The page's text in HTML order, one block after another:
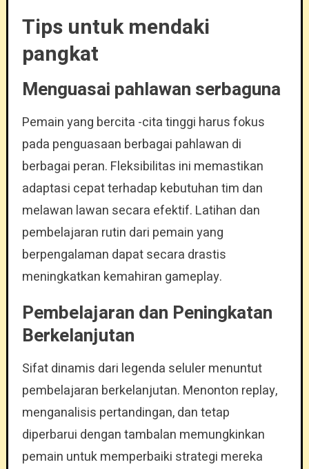
Tips untuk mendaki
pangkat
Menguasai pahlawan serbaguna
Pemain yang bercita -cita tinggi harus fokus
pada penguasaan berbagai pahlawan di
berbagai peran. Fleksibilitas ini memastikan
adaptasi cepat terhadap kebutuhan tim dan
melawan lawan secara efektif. Latihan dan
pembelajaran rutin dari pemain yang
berpengalaman dapat secara drastis
meningkatkan kemahiran gameplay.
Pembelajaran dan Peningkatan
Berkelanjutan
Sifat dinamis dari legenda seluler menuntut
pembelajaran berkelanjutan. Menonton replay,
menganalisis pertandingan, dan tetap
diperbarui dengan tambalan memungkinkan
pemain untuk memperbaiki strategi mereka